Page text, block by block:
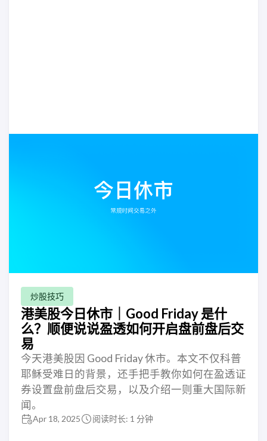
炒股技巧
港美股今日休市｜Good Friday 是什
么？顺便说说盈透如何开启盘前盘后交
易
今天港美股因 Good Friday 休市。本文不仅科普
耶稣受难日的背景，还手把手教你如何在盈透证
券设置盘前盘后交易，以及介绍一则重大国际新
闻。
Apr 18, 2025 阅读时长: 1 分钟